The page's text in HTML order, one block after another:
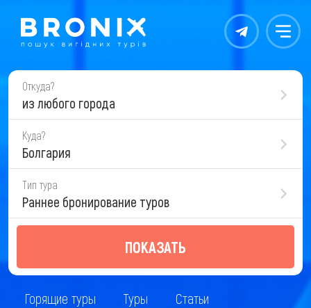
Контакты Меню
Откуда?
из любого города
Куда?
Болгария
Тип тура
Раннее бронирование туров
ПОКАЗАТЬ
Горящие туры Туры Статьи